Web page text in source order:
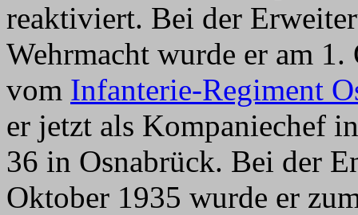
reaktiviert. Bei der
Wehrmacht wurde er am
vom Infanterie-Regiment
er jetzt als Kompaniechef
36 in Osnabrück. Bei der
Oktober 1935 wurde er